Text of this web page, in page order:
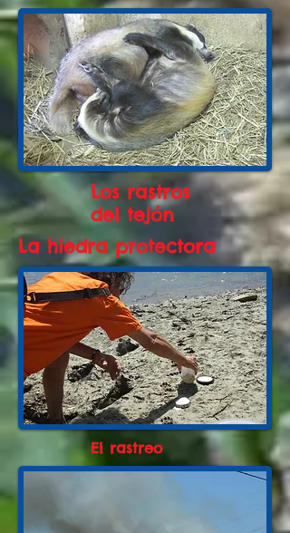
Los rastros
del tejón
La hiedra protectora
El rastreo